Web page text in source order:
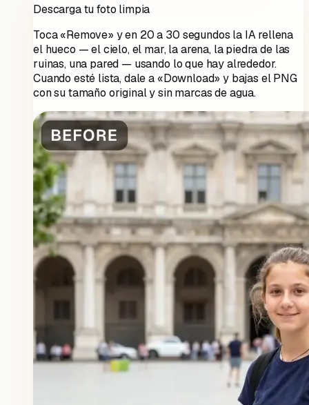
Descarga tu foto limpia
Toca «Remove» y en 20 a 30 segundos la IA rellena
el hueco — el cielo, el mar, la arena, la piedra de las
ruinas, una pared — usando lo que hay alrededor.
Cuando esté lista, dale a «Download» y bajas el PNG
con su tamaño original y sin marcas de agua.